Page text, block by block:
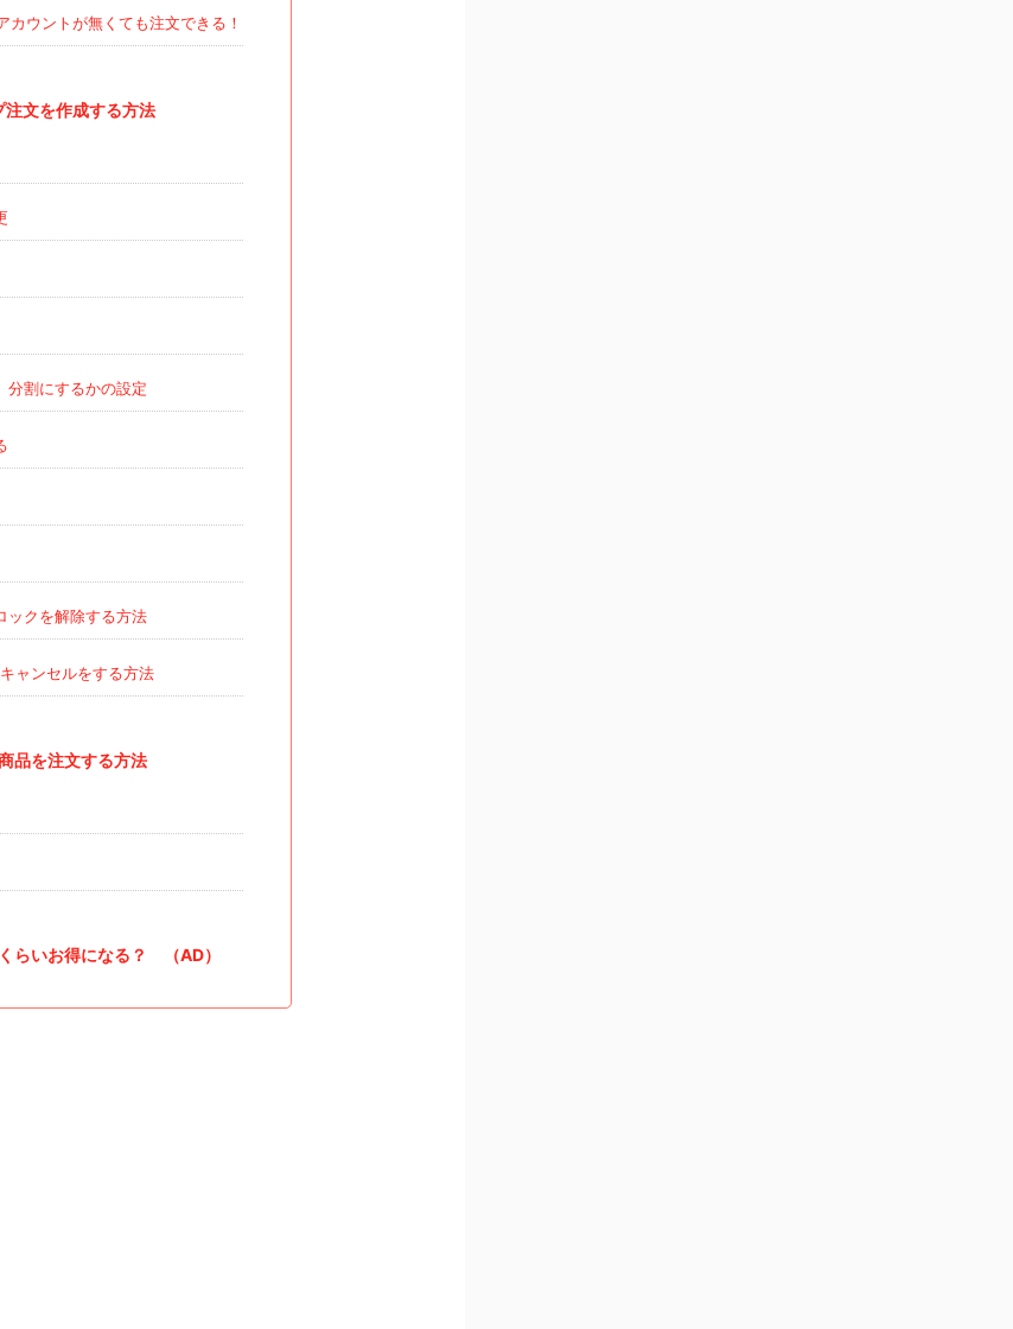
カウントが無くても注文できる！
文を作成する方法
分割にするかの設定
ックを解除する方法
ャンセルをする方法
品を注文する方法
らいお得になる？ （AD）